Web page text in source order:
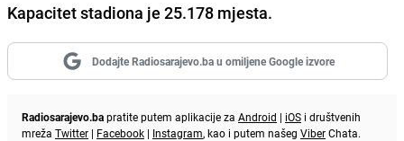
Kapacitet stadiona je 25.178 mjesta.
Dodajte Radiosarajevo.ba u omiljene Google izvore
Radiosarajevo.bapratite putem aplikacije za Android | iOS i društvenih
mreža Twitter | Facebook | Instagram, kao i putem našeg ViberChata.